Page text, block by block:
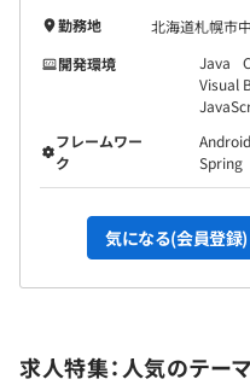
勤務地
北海道札幌市
開発環境
Java C
Visual
フレームワー
ク
Spring
気になる(会員登録)
求人特集：人気のテー